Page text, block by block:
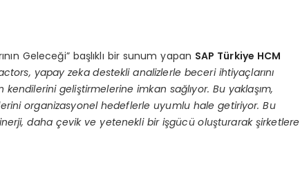
Geleceği” başlıklı bir sunum yapan SAP Türkiye HCM
yapay zeka destekli analizlerle beceri ihtiyaçlarını
kendilerini geliştirmelerine imkan sağlıyor. Bu yaklaşım,
organizasyonel hedeflerle uyumlu hale getiriyor. Bu
daha çevik ve yetenekli bir işgücü oluşturarak şirketlere